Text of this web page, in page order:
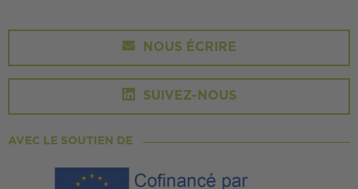
NOUS ÉCRIRE
SUIVEZ-NOUS
AVEC LE SOUTIEN DE